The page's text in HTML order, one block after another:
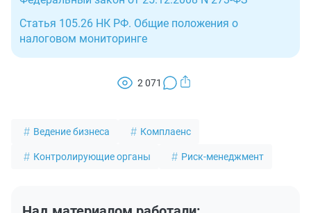
Статья 105.26 НК РФ. Общие положения о
налоговом мониторинге
2 071
Ведение бизнеса Комплаенс
Контролирующие органы Риск-менеджмент